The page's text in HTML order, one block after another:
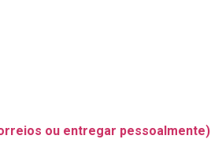
ou entregar pessoalmente)